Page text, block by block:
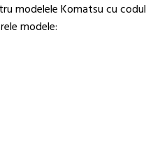
modelele Komatsu cu codul
modele: